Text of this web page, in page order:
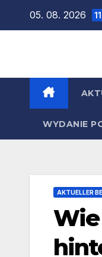
05. 08. 2026
WYDANIE
AKTUELLER